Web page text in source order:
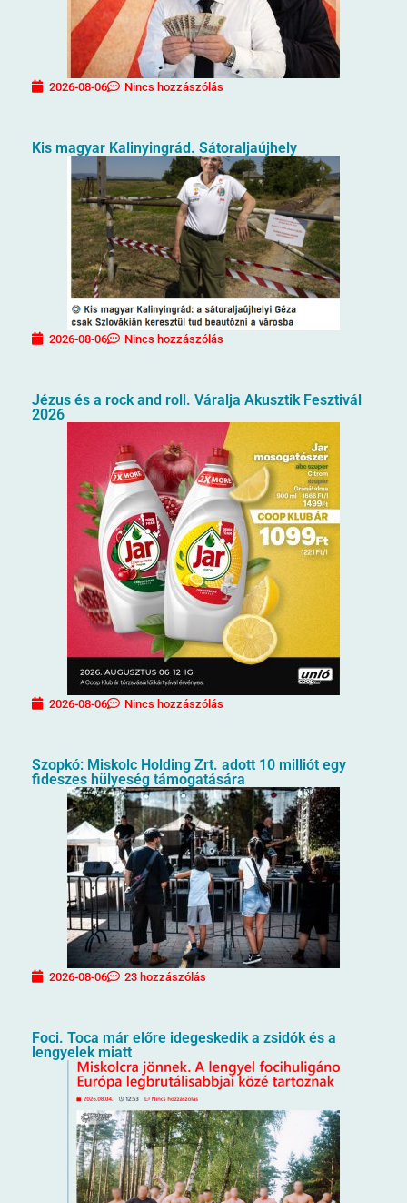
2026-08-06 Nincs hozzászólás
Kis magyar Kalinyingrád. Sátoraljaújhely
2026-08-06 Nincs hozzászólás
Jézus és a rock and roll. Váralja Akusztik Fesztivál
2026
2026-08-06 Nincs hozzászólás
Szopkó: Miskolc Holding Zrt. adott 10 milliót egy
fideszes hülyeség támogatására
2026-08-06 23 hozzászólás
Foci. Toca már előre idegeskedik a zsidók és a
lengyelek miatt